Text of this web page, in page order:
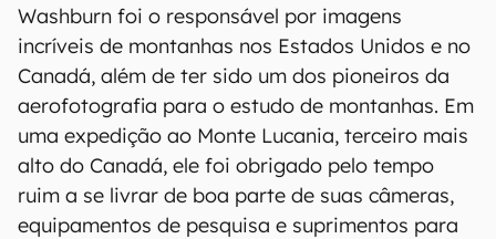
Washburn foi o responsável por imagens
incríveis de montanhas nos Estados Unidos e no
Canadá, além de ter sido um dos pioneiros da
aerofotografia para o estudo de montanhas. Em
uma expedição ao Monte Lucania, terceiro mais
alto do Canadá, ele foi obrigado pelo tempo
ruim a se livrar de boa parte de suas câmeras,
equipamentos de pesquisa e suprimentos para